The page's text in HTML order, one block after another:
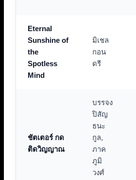
Eternal
Sunshine of
the
Spotless
Mind
มิเชล
กอน
ดรี
ชัตเตอร์ กด
ติดวิญญาณ
บรรจง
ปิสัญ
ธนะ
กูล,
ภาค
ภูมิ
วงศ์